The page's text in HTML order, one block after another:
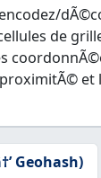
de
et
Geohash)